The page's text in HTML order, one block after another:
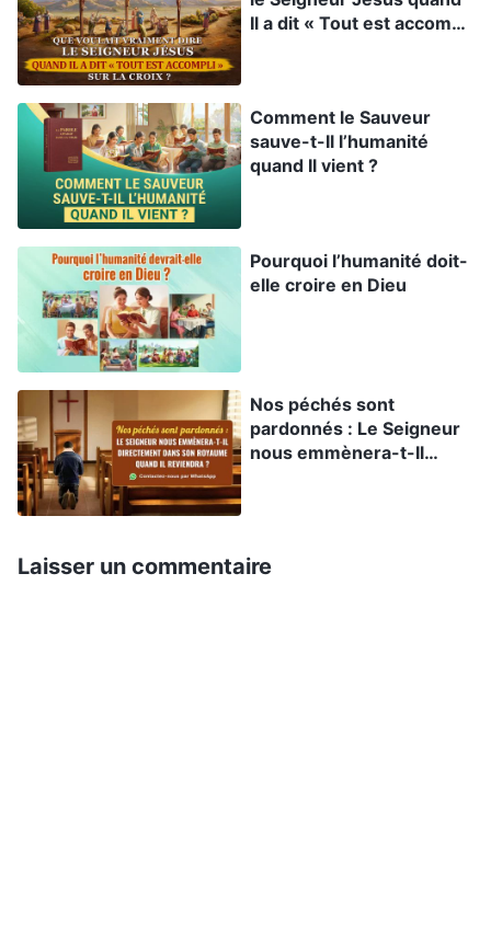
étroitement liées, chacune édifiée sur la
précédente. Finalement, elles permettent à
l’humanité d’être sauvée et emmenée dans une
nouvelle ère. Ҫa prouve que c’est un seul Dieu qui
accomplit une œuvre différente à chaque ère.
Alors, comment pouvons-nous reconnaître que
ces trois étapes d’œuvre sont accomplies par un
seul Dieu ? Comprendre cet aspect de la vérité
est essentiel pour atteindre le salut et entrer
dans le royaume. Maintenant, échangeons sur
Dieu.
Tout d’abord, je vais lire un passage de la parole
de Dieu Tout-Puissant. Dieu Tout-Puissant dit : «
Il a dit « Tout est accompli
Comment le Sauveur
sauve-t-Il l’humanité
quand Il vient ?
Pourquoi l’humanité doit-
elle croire en Dieu
Nos péchés sont
pardonnés : Le Seigneur
nous emmènera-t-Il
Laisser un commentaire